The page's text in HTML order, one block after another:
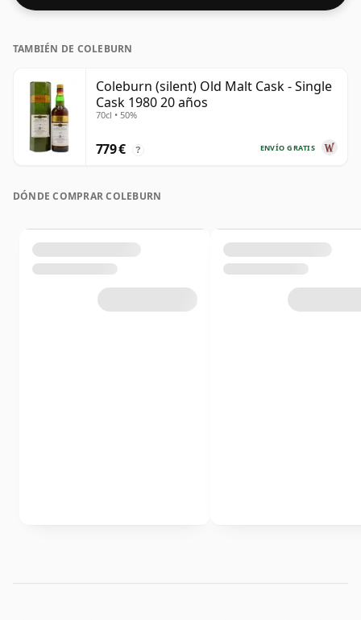
TAMBIÉN DE COLEBURN
Coleburn (silent) Old Malt Cask - Single
Cask 1980 20 años
70cl • 50%
ENVÍO GRATIS
779 € ?
DÓNDE COMPRAR COLEBURN